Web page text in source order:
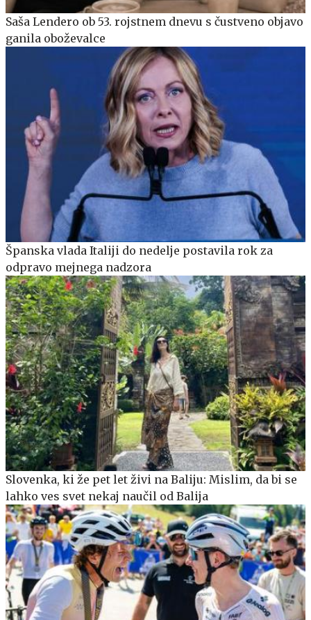
Saša Lendero ob 53. rojstnem dnevu s čustveno objavo
ganila oboževalce
Španska vlada Italiji do nedelje postavila rok za
odpravo mejnega nadzora
Slovenka, ki že pet let živi na Baliju: Mislim, da bi se
lahko ves svet nekaj naučil od Balija